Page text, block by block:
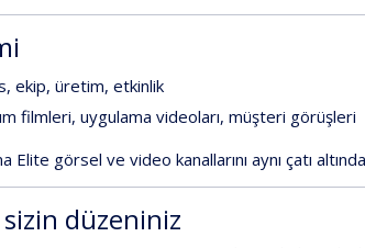
ekip, üretim, etkinlik
filmleri, uygulama videoları, müşteri görüşleri
Elite görsel ve video kanallarını aynı çatı altında
sizin düzeniniz